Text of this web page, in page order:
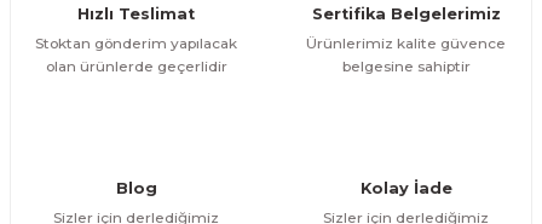
Bu ürüne benzer farklı alternatifler olmalı.
Hızlı Teslimat
Stoktan gönderim yapılacak
olan ürünlerde geçerlidir
Sertifika Belgelerimiz
Ürünlerimiz kalite güvence
belgesine sahiptir
Blog
Sizler için derlediğimiz
Kolay İade
Sizler için derlediğimiz